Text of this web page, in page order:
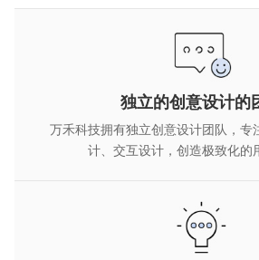
独立的创意设计的
万禾科技拥有独立创意设计团队，专
计、交互设计，创造极致化的